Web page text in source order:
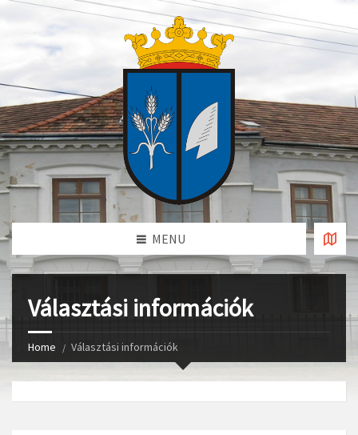
MENU
Választási információk
Home Választási információk